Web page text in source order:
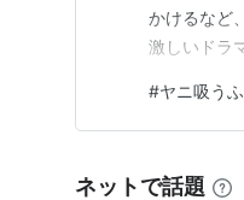
かけるなど
激しいドラ
ら少しだけ
明日への元
#ヤニ吸う
ネットで話題